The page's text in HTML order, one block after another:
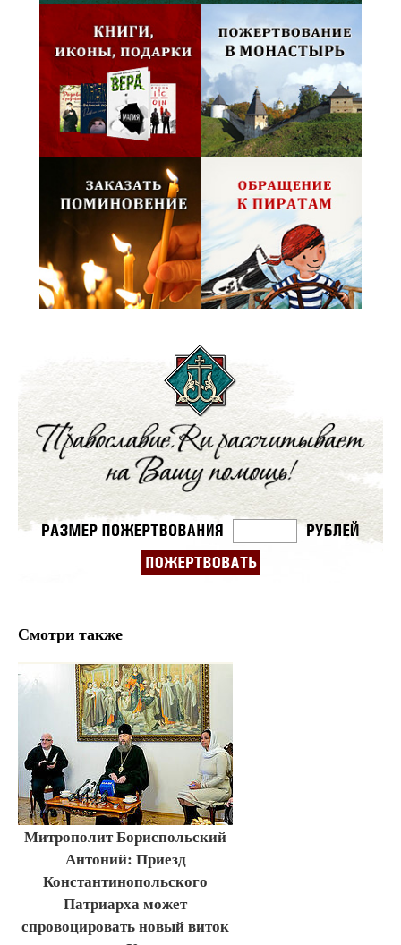
Смотри также
Митрополит Бориспольский
Антоний: Приезд
Константинопольского
Патриарха может
спровоцировать новый виток